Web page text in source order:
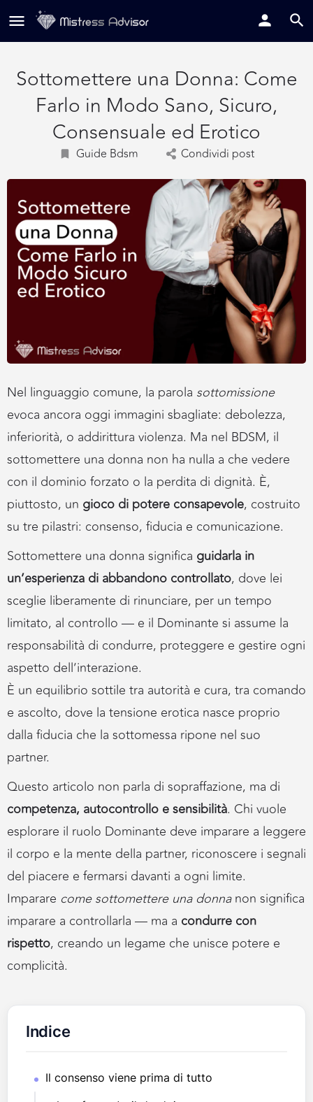
Sottomettere una Donna: Come
Farlo in Modo Sano, Sicuro,
Consensuale ed Erotico
Guide Bdsm Condividi post
Nel linguaggio comune, la parola sottomissione
evoca ancora oggi immagini sbagliate: debolezza,
inferiorità, o addirittura violenza. Ma nel BDSM, il
sottomettere una donna non ha nulla a che vedere
con il dominio forzato o la perdita di dignità. È,
piuttosto, un gioco di potere consapevole, costruito
su tre pilastri: consenso, fiducia e comunicazione.
Sottomettere una donna significa guidarla in
un’esperienza di abbandono controllato, dove lei
sceglie liberamente di rinunciare, per un tempo
limitato, al controllo — e il Dominante si assume la
responsabilità di condurre, proteggere e gestire ogni
aspetto dell’interazione.
È un equilibrio sottile tra autorità e cura, tra comando
e ascolto, dove la tensione erotica nasce proprio
dalla fiducia che la sottomessa ripone nel suo
partner.
Questo articolo non parla di sopraffazione, ma di
competenza, autocontrollo e sensibilità. Chi vuole
esplorare il ruolo Dominante deve imparare a leggere
il corpo e la mente della partner, riconoscere i segnali
del piacere e fermarsi davanti a ogni limite.
Imparare come sottomettere una donnanon significa
imparare a controllarla — ma a condurre con
rispetto, creando un legame che unisce potere e
complicità.
Indice
Il consenso viene prima di tutto